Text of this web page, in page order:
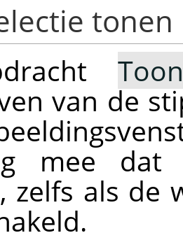
tonen
van de
mee
zelfs als de